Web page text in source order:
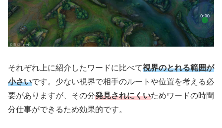
それぞれ上に紹介したワードに比べて視界のとれる範囲が
小さいです。少ない視界で相手のルートや位置を考える必
要がありますが、その分発見されにくいためワードの時間
分仕事ができるため効果的です。